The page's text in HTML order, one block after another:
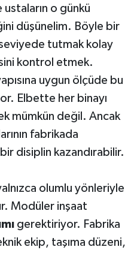
ustaların o günkü
düşünelim. Böyle bir
tutmak kolay
kontrol etmek.
uygun ölçüde bu
Elbette her binayı
mümkün değil. Ancak
fabrikada
disiplin kazandırabilir.
olumlu yönleriyle
Modüler inşaat
gerektiriyor. Fabrika
ekip, taşıma düzeni,